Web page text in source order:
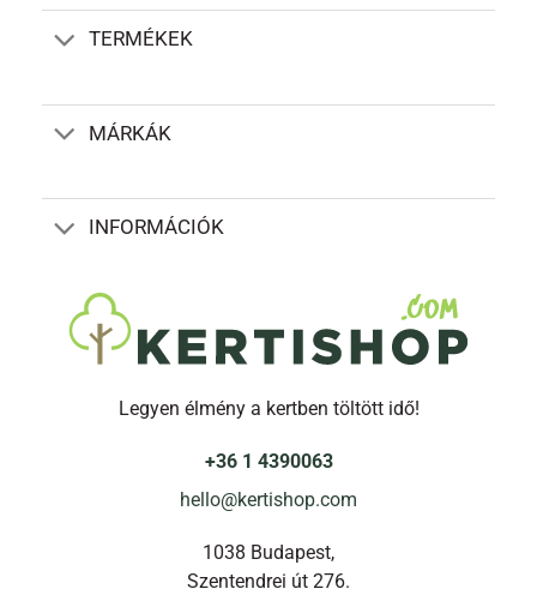
TERMÉKEK
MÁRKÁK
INFORMÁCIÓK
Legyen élmény a kertben töltött idő!
+36 1 4390063
hello@kertishop.com
1038 Budapest,
Szentendrei út 276.